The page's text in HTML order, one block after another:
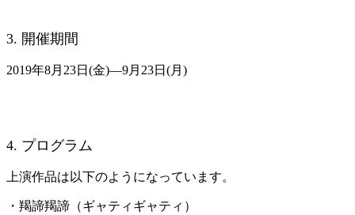
3. 開催期間
2019年8月23日(金)―9月23日(月)
4. プログラム
上演作品は以下のようになっています。
・羯諦羯諦（ギャティギャティ）